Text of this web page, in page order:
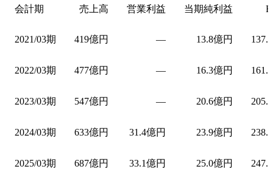
会計期 売上高 営業利益 当期純利益
2021/03期 419億円 — 13.8億円
2022/03期 477億円 — 16.3億円
2023/03期 547億円 — 20.6億円
2024/03期 633億円 31.4億円 23.9億円
2025/03期 687億円 33.1億円 25.0億円